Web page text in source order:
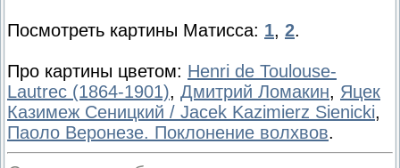
Посмотреть картины Матисса: 1, 2.
Про картины цветом: Henri de Toulouse-
Lautrec (1864-1901), Дмитрий Ломакин, Яцек
Казимеж Сеницкий / Jacek Kazimierz Sienicki,
Паоло Веронезе. Поклонение волхвов.